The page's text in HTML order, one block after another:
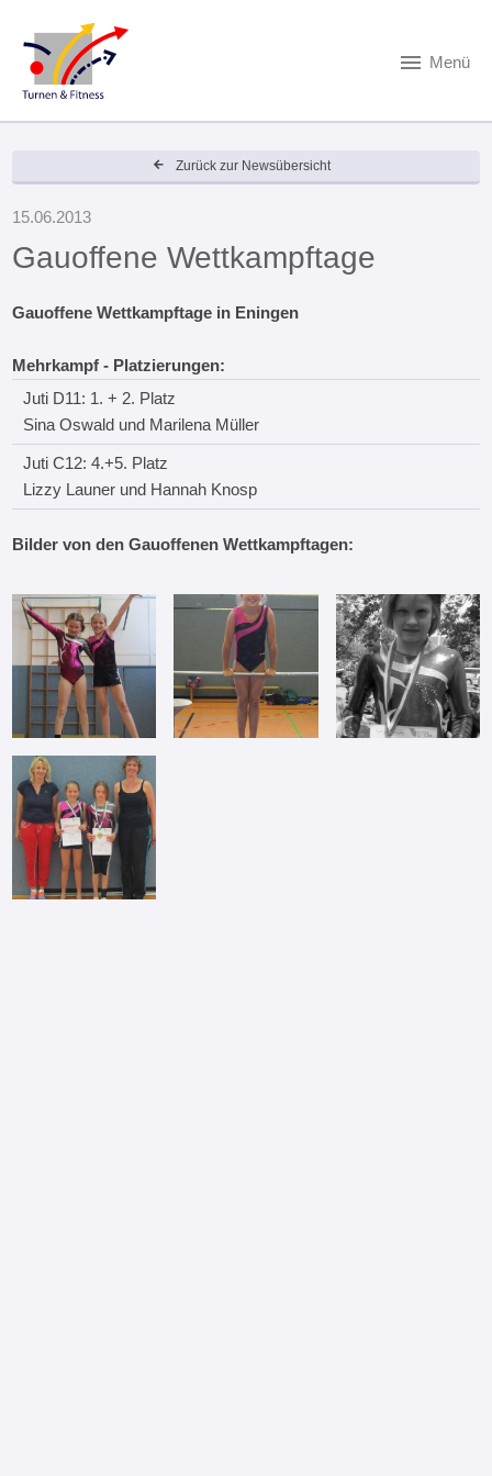
Menü
Zurück zur Newsübersicht
15.06.2013
Gauoffene Wettkampftage
Gauoffene Wettkampftage in Eningen
Mehrkampf - Platzierungen:
Juti D11: 1. + 2. Platz
Sina Oswald und Marilena Müller
Juti C12: 4.+5. Platz
Lizzy Launer und Hannah Knosp
Bilder von den Gauoffenen Wettkampftagen: